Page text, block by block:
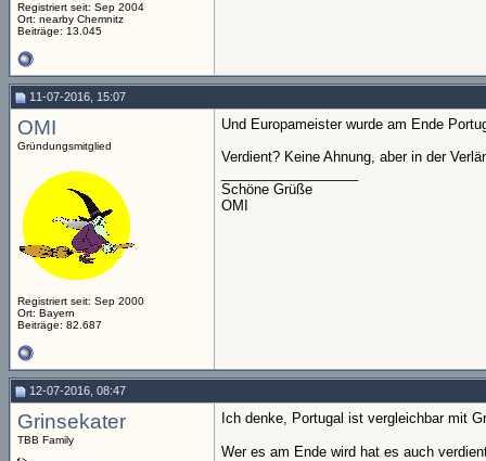
Registriert seit: Sep 2004
Ort: nearby Chemnitz
Beiträge: 13.045
11-07-2016, 15:07
OMI
Gründungsmitglied
Registriert seit: Sep 2000
Ort: Bayern
Beiträge: 82.687
Und Europameister wurde am Ende
Verdient? Keine Ahnung, aber in der
Schöne Grüße
OMI
12-07-2016, 08:47
Grinsekater
TBB Family
Ich denke, Portugal ist vergleichbar mit
Wer es am Ende wird hat es auch